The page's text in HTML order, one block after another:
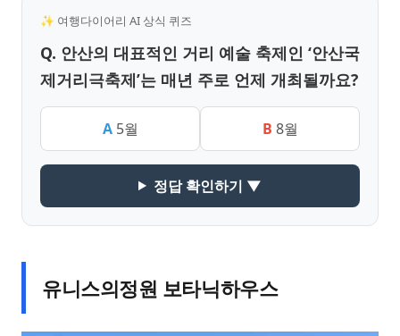
✨ 여행다이어리 AI 상식 퀴즈
Q. 안산의 대표적인 거리 예술 축제인 ‘안산국
제거리극축제’는 매년 주로 언제 개최될까요?
A5월 B 8월
정답 확인하기 ▼
유니스의정원 보타닉하우스